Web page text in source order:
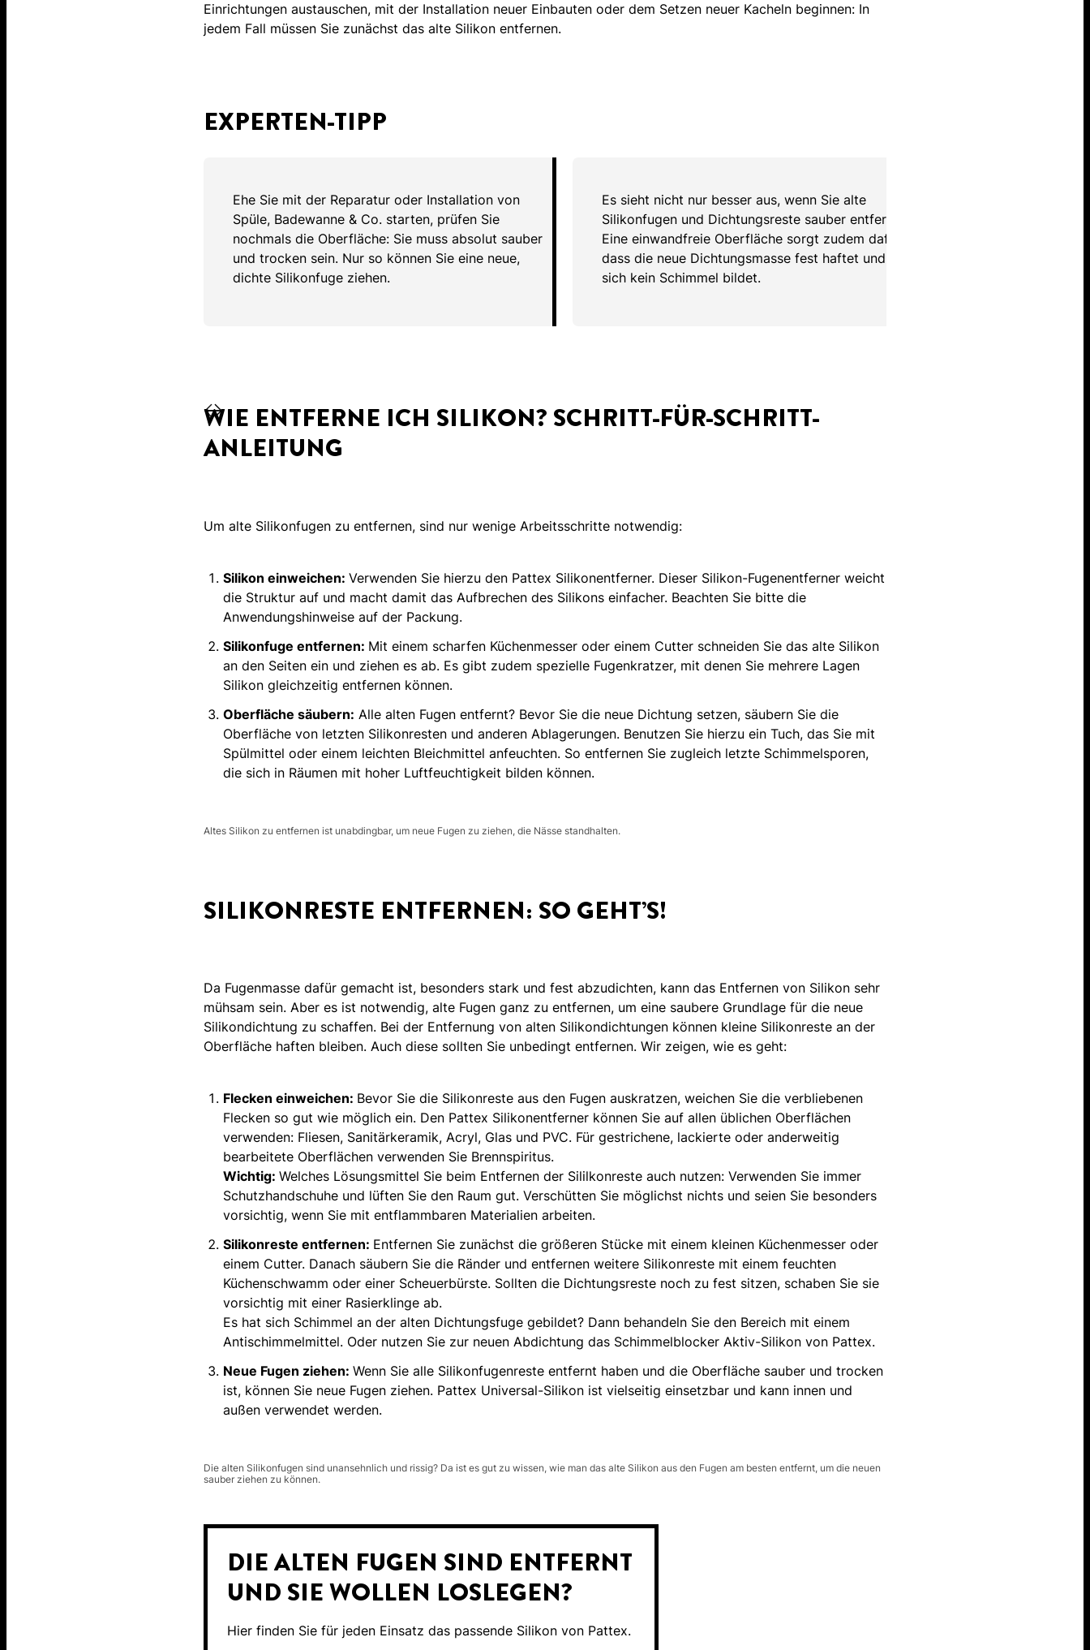
Einrichtungen austauschen, mit der Installation neuer Einbauten oder dem Setzen neuer Kacheln beginnen: In
jedem Fall müssen Sie zunächst das alte Silikon entfernen.
EXPERTEN-TIPP
Ehe Sie mit der Reparatur oder Installation von
Spüle, Badewanne & Co. starten, prüfen Sie
nochmals die Oberfläche: Sie muss absolut sauber
und trocken sein. Nur so können Sie eine neue,
dichte Silikonfuge ziehen.
Es sieht nicht nur besser aus, wenn Sie alte
Silikonfugen und Dichtungsreste sauber entfernen.
Eine einwandfreie Oberfläche sorgt zudem dafür,
dass die neue Dichtungsmasse fest haftet und
sich kein Schimmel bildet.
WIE ENTFERNE ICH SILIKON? SCHRITT-FÜR-SCHRITT-
ANLEITUNG
Um alte Silikonfugen zu entfernen, sind nur wenige Arbeitsschritte notwendig:
Silikon einweichen: Verwenden Sie hierzu den Pattex Silikonentferner. Dieser Silikon-Fugenentferner weicht
die Struktur auf und macht damit das Aufbrechen des Silikons einfacher. Beachten Sie bitte die
Anwendungshinweise auf der Packung.
Silikonfuge entfernen: Mit einem scharfen Küchenmesser oder einem Cutter schneiden Sie das alte Silikon
an den Seiten ein und ziehen es ab. Es gibt zudem spezielle Fugenkratzer, mit denen Sie mehrere Lagen
Silikon gleichzeitig entfernen können.
Oberfläche säubern: Alle alten Fugen entfernt? Bevor Sie die neue Dichtung setzen, säubern Sie die
Oberfläche von letzten Silikonresten und anderen Ablagerungen. Benutzen Sie hierzu ein Tuch, das Sie mit
Spülmittel oder einem leichten Bleichmittel anfeuchten. So entfernen Sie zugleich letzte Schimmelsporen,
die sich in Räumen mit hoher Luftfeuchtigkeit bilden können.
Altes Silikon zu entfernen ist unabdingbar, um neue Fugen zu ziehen, die Nässe standhalten.
SILIKONRESTE ENTFERNEN: SO GEHT’S!
Da Fugenmasse dafür gemacht ist, besonders stark und fest abzudichten, kann das Entfernen von Silikon sehr
mühsam sein. Aber es ist notwendig, alte Fugen ganz zu entfernen, um eine saubere Grundlage für die neue
Silikondichtung zu schaffen. Bei der Entfernung von alten Silikondichtungen können kleine Silikonreste an der
Oberfläche haften bleiben. Auch diese sollten Sie unbedingt entfernen. Wir zeigen, wie es geht:
Flecken einweichen: Bevor Sie die Silikonreste aus den Fugen auskratzen, weichen Sie die verbliebenen
Flecken so gut wie möglich ein. Den Pattex Silikonentferner können Sie auf allen üblichen Oberflächen
verwenden: Fliesen, Sanitärkeramik, Acryl, Glas und PVC. Für gestrichene, lackierte oder anderweitig
bearbeitete Oberflächen verwenden Sie Brennspiritus.
Wichtig: Welches Lösungsmittel Sie beim Entfernen der Sililkonreste auch nutzen: Verwenden Sie immer
Schutzhandschuhe und lüften Sie den Raum gut. Verschütten Sie möglichst nichts und seien Sie besonders
vorsichtig, wenn Sie mit entflammbaren Materialien arbeiten.
Silikonreste entfernen: Entfernen Sie zunächst die größeren Stücke mit einem kleinen Küchenmesser oder
einem Cutter. Danach säubern Sie die Ränder und entfernen weitere Silikonreste mit einem feuchten
Küchenschwamm oder einer Scheuerbürste. Sollten die Dichtungsreste noch zu fest sitzen, schaben Sie sie
vorsichtig mit einer Rasierklinge ab.
Es hat sich Schimmel an der alten Dichtungsfuge gebildet? Dann behandeln Sie den Bereich mit einem
Antischimmelmittel. Oder nutzen Sie zur neuen Abdichtung das Schimmelblocker Aktiv-Silikon von Pattex.
Neue Fugen ziehen: Wenn Sie alle Silikonfugenreste entfernt haben und die Oberfläche sauber und trocken
ist, können Sie neue Fugen ziehen. Pattex Universal-Silikon ist vielseitig einsetzbar und kann innen und
außen verwendet werden.
Die alten Silikonfugen sind unansehnlich und rissig? Da ist es gut zu wissen, wie man das alte Silikon aus den Fugen am besten entfernt, um die neuen
sauber ziehen zu können.
DIE ALTEN FUGEN SIND ENTFERNT
UND SIE WOLLEN LOSLEGEN?
Hier finden Sie für jeden Einsatz das passende Silikon von Pattex.